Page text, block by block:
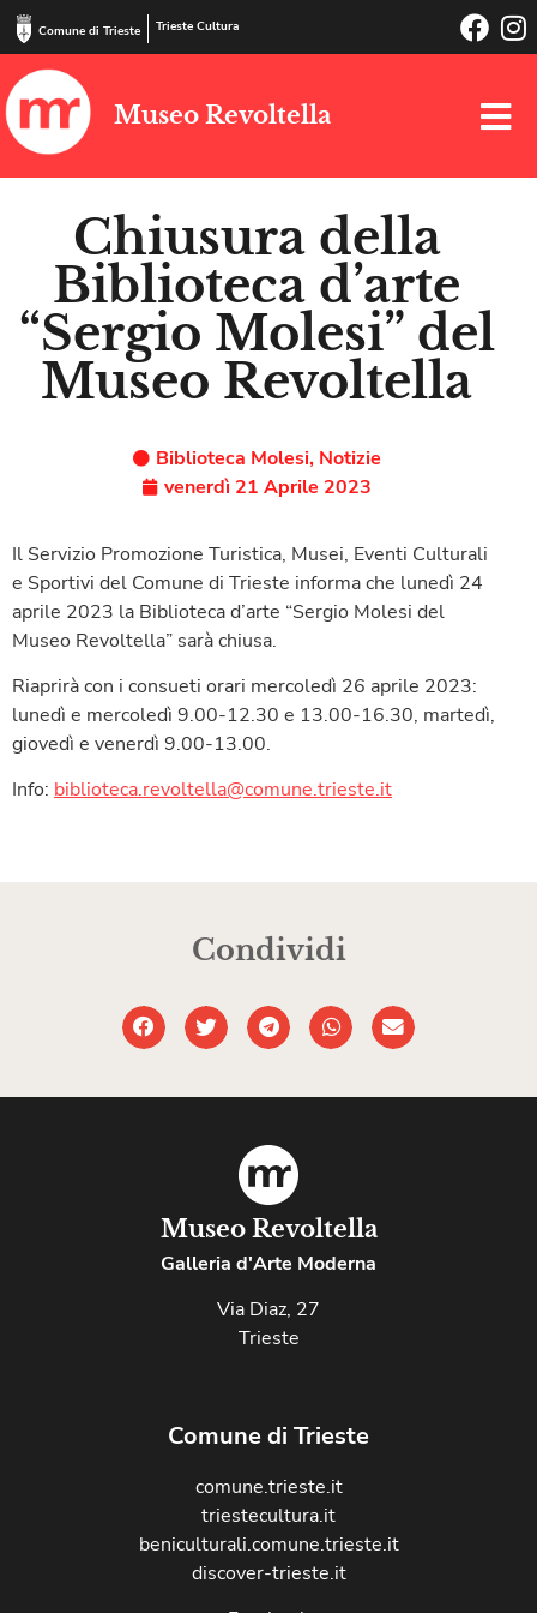
Comune di Trieste Trieste Cultura
Museo Revoltella
Chiusura della
Biblioteca d’arte
“Sergio Molesi” del
Museo Revoltella
Biblioteca Molesi, Notizie
venerdì 21 Aprile 2023
Il Servizio Promozione Turistica, Musei, Eventi Culturali
e Sportivi del Comune di Trieste informa che lunedì 24
aprile 2023 la Biblioteca d’arte “Sergio Molesi del
Museo Revoltella” sarà chiusa.
Riaprirà con i consueti orari mercoledì 26 aprile 2023:
lunedì e mercoledì 9.00-12.30 e 13.00-16.30, martedì,
giovedì e venerdì 9.00-13.00.
Info: biblioteca.revoltella@comune.trieste.it
Condividi
Museo Revoltella
Galleria d'Arte Moderna
Via Diaz, 27
Trieste
Comune di Trieste
comune.trieste.it
triestecultura.it
beniculturali.comune.trieste.it
discover-trieste.it